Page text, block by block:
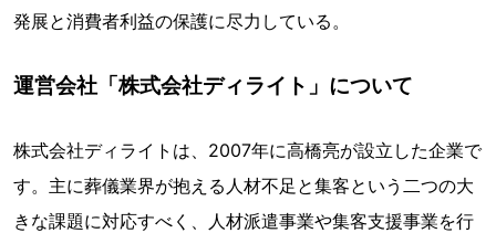
発展と消費者利益の保護に尽力している。
運営会社「株式会社ディライト」について
株式会社ディライトは、2007年に高橋亮が設立した企業で
す。主に葬儀業界が抱える人材不足と集客という二つの大
きな課題に対応すべく、人材派遣事業や集客支援事業を行